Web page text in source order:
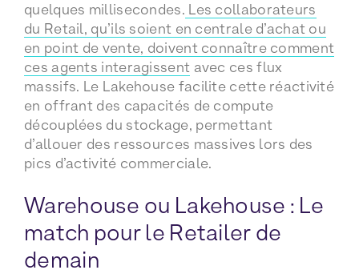
quelques millisecondes. Les collaborateurs
du Retail, qu’ils soient en centrale d’achat ou
en point de vente, doivent connaître comment
ces agents interagissent avec ces flux
massifs. Le Lakehouse facilite cette réactivité
en offrant des capacités de compute
découplées du stockage, permettant
d’allouer des ressources massives lors des
pics d’activité commerciale.
Warehouse ou Lakehouse : Le
match pour le Retailer de
demain